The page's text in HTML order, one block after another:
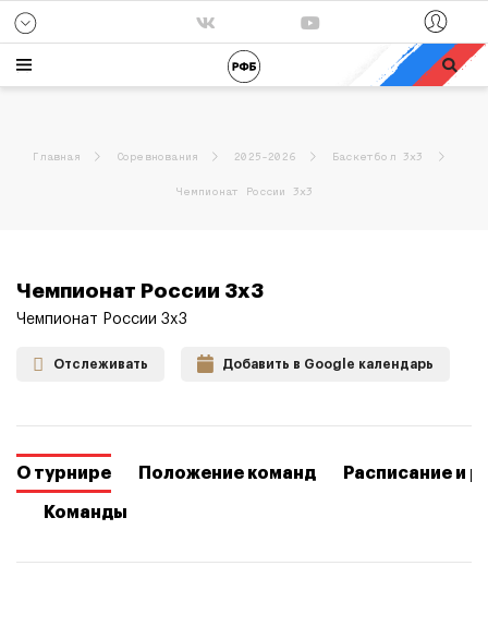
Все игры Кубок России
сб, 31 янв. завершен
Главная Соревнования 2025-2026 Баскетбол 3х3
Чемпионат России 3x3
Чемпионат России 3x3
Чемпионат России 3x3
Отслеживать Добавить в Google календарь
О турнире Положение команд Расписание и
Команды